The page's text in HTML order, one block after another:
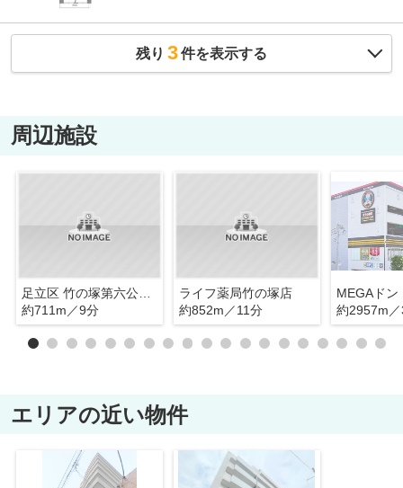
残り 3件を表示する
周辺施設
足立区 竹の塚第六公園テニスコート
約711m／9分
ライフ薬局竹の塚店
約852m／11分
約2957m
エリアの近い物件